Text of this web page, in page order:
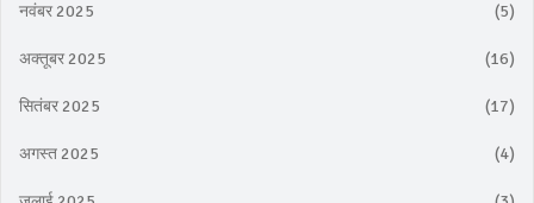
नवंबर 2025 (5)
अक्तूबर 2025 (16)
सितंबर 2025 (17)
अगस्त 2025 (4)